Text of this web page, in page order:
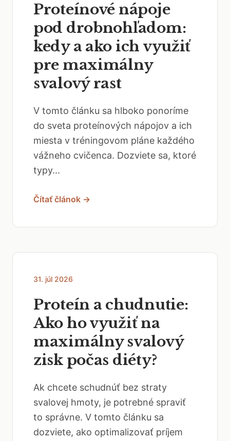
Proteínové nápoje
pod drobnohľadom:
kedy a ako ich využiť
pre maximálny
svalový rast
V tomto článku sa hlboko ponoríme
do sveta proteínových nápojov a ich
miesta v tréningovom pláne každého
vážneho cvičenca. Dozviete sa, ktoré
typy...
Čítať článok →
31. júl 2026
Proteín a chudnutie:
Ako ho využiť na
maximálny svalový
zisk počas diéty?
Ak chcete schudnúť bez straty
svalovej hmoty, je potrebné spraviť
to správne. V tomto článku sa
dozviete, ako optimalizovať príjem